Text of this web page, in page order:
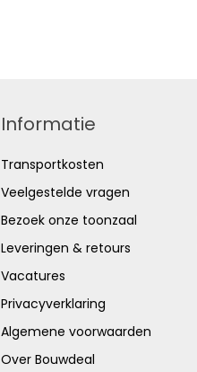
Informatie
Transportkosten
Veelgestelde vragen
Bezoek onze toonzaal
Leveringen & retours
Vacatures
Privacyverklaring
Algemene voorwaarden
Over Bouwdeal